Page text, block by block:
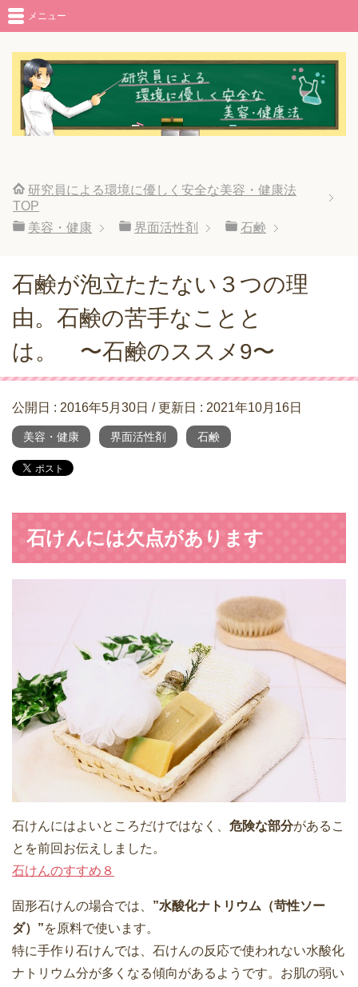
メニュー
研究員による環境に優しく安全な美容・健康法
TOP
美容・健康
界面活性剤 石鹸
石鹸が泡立たたない３つの理
由。石鹸の苦手なことと
は。 〜石鹸のススメ9〜
公開日 : 2016年5月30日 / 更新日 : 2021年10月16日
美容・健康 界面活性剤 石鹸
石けんには欠点があります
石けんにはよいところだけではなく、 危険な部分があるこ
とを前回お伝えしました。
石けんのすすめ８
固形石けんの場合では、 ”水酸化ナトリウム（苛性ソー
ダ）”を原料で使います。
特に手作り石けんでは、石けんの反応で使われない水酸化
ナトリウム分が多くなる傾向があるようです。お肌の弱い